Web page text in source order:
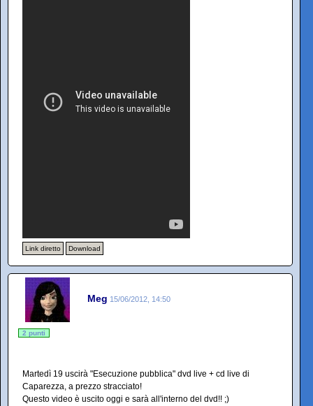
Link diretto Download
Meg 15/06/2012, 14:50
2 punti
Martedì 19 uscirà "Esecuzione pubblica" dvd live + cd live di
Caparezza, a prezzo stracciato!
Questo video è uscito oggi e sarà all'interno del dvd!! ;)